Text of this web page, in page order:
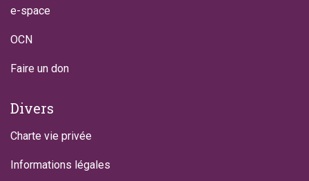
e-space
OCN
Faire un don
Divers
Charte vie privée
Informations légales